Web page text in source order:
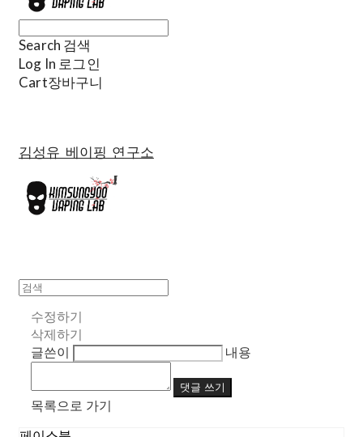
Search 검색
Log In 로그인
Cart장바구니
김성유 베이핑 연구소
수정하기
삭제하기
글쓴이
내용
댓글 쓰기
목록으로 가기